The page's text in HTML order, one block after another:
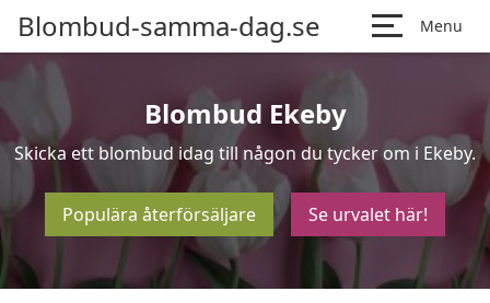
Blombud-samma-dag.se Menu
Blombud Ekeby
Skicka ett blombud idag till någon du tycker om i Ekeby.
Populära återförsäljare Se urvalet här!